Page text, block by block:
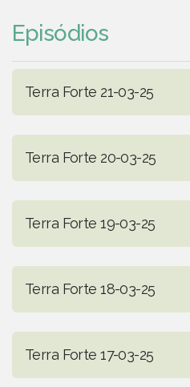
Episódios
Terra Forte 21-03-25
Terra Forte 20-03-25
Terra Forte 19-03-25
Terra Forte 18-03-25
Terra Forte 17-03-25